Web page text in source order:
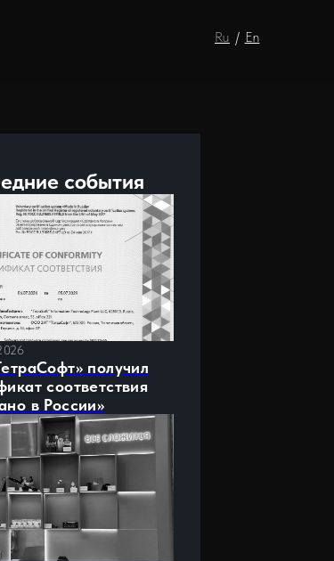
Ru / En
события
получил
соответствия
в России»